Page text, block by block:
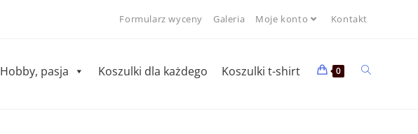
Formularz wyceny Galeria Moje konto Kontakt
Hobby, pasja Koszulki dla każdego Koszulki t-shirt 0